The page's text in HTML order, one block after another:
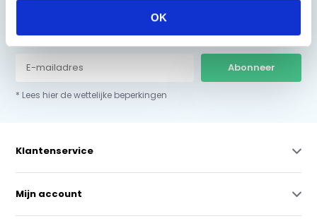
OK
Schrijf u in en ontvang de beste kortingen.
Abonneer
* Lees hier de wettelijke beperkingen
Klantenservice
Mijn account